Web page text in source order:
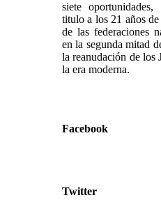
siete
titulo a los 21 años
de las federaciones
en la segunda mitad
la reanudación de los
la era moderna.
Facebook
Twitter